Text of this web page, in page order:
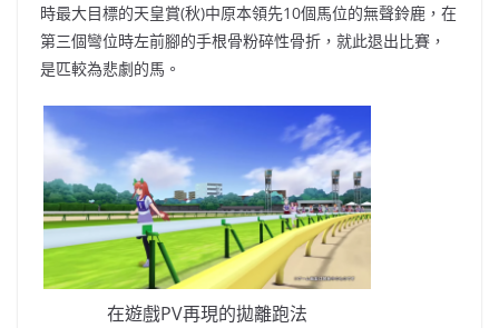
時最大目標的天皇賞(秋)中原本領先10個馬位的無聲鈴鹿 ， 在
第三個彎位時左前腳的手根骨粉碎性骨折 ， 就此退出比賽 ，
是匹較為悲劇的馬 。
在遊戲PV再現的拋離跑法